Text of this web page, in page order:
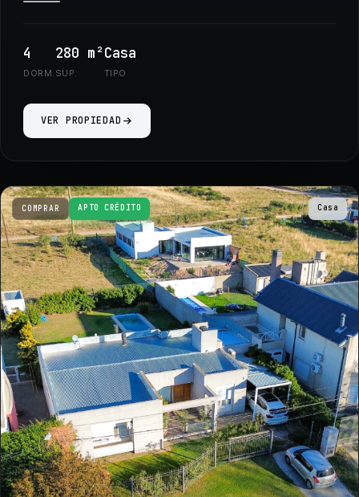
4
DORM.
280 m²
SUP.
Casa
TIPO
VER PROPIEDAD
COMPRAR APTO CRÉDITO Casa